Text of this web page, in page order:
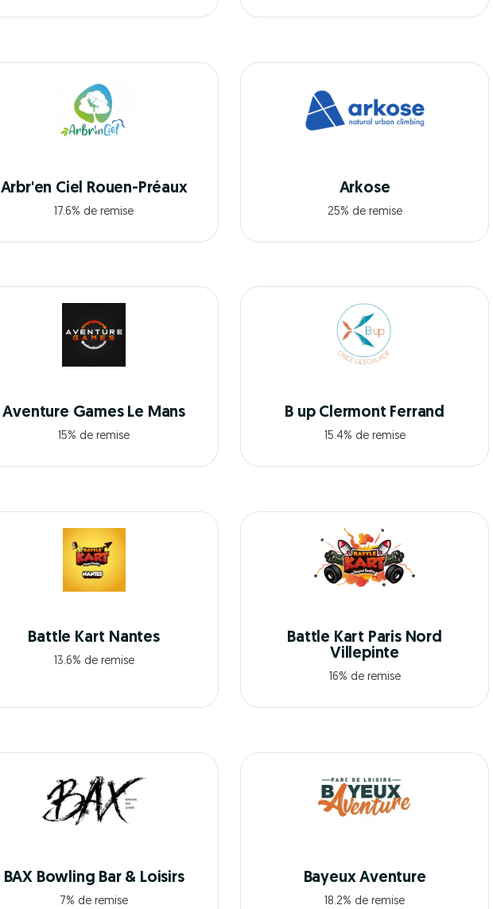
Arbr'en Ciel Rouen-Préaux
17.6% de remise
Arkose
25% de remise
Aventure Games Le Mans
15% de remise
B up Clermont Ferrand
15.4% de remise
Battle Kart Nantes
13.6% de remise
Battle Kart Paris Nord
Villepinte
16% de remise
BAX Bowling Bar & Loisirs
7% de remise
Bayeux Aventure
18.2% de remise